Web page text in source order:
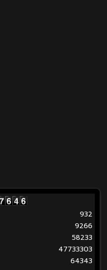
932
9266
58233
47733303
64343